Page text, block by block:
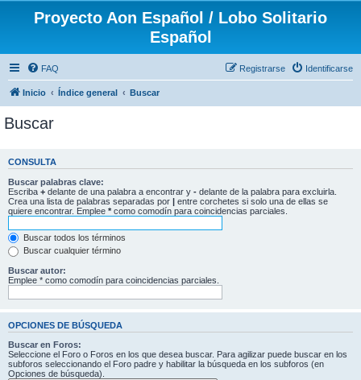
Proyecto Aon Español / Lobo Solitario
Español
FAQ Identificarse
Registrarse
Inicio Índice general Buscar
Buscar
CONSULTA
Buscar palabras clave:
Escriba + delante de una palabra a encontrar y - delante de la palabra para excluirla.
Crea una lista de palabras separadas por | entre corchetes si solo una de ellas se
quiere encontrar. Emplee * como comodín para coincidencias parciales.
Buscar todos los términos
Buscar cualquier término
Buscar autor:
Emplee * como comodín para coincidencias parciales.
OPCIONES DE BÚSQUEDA
Buscar en Foros:
Seleccione el Foro o Foros en los que desea buscar. Para agilizar puede buscar en los
subforos seleccionando el Foro padre y habilitar la búsqueda en los subforos (en
Opciones de búsqueda).